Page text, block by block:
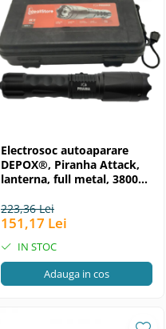
Electrosoc autoaparare
DEPOX®, Piranha Attack,
lanterna, full metal, 3800
223,36 Lei
151,17 Lei
IN STOC
Adauga in cos